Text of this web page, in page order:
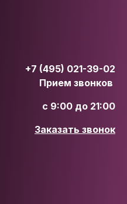
+7 (495) 021-39-02
Прием звонков
с 9:00 до 21:00
Заказать звонок